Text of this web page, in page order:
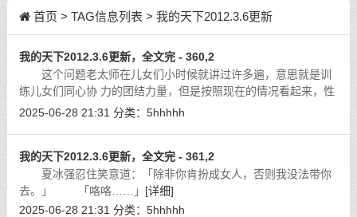
首页 > TAG信息列表 > 我的天下2012.3.6更新
我的天下2012.3.6更新，全文完 - 360,2
这个问题老太师在儿女们小时候就讲过许多遍，意思就是训
练儿女们同心协 力的团结力量，但是按照现在的情况看起来，性
格阴冷的小儿子已经懂得这个道 理，而有着和高朗互补的高清洪
2025-06-28 21:31 分类： 5hhhhh
我的天下2012.3.6更新，全文完 - 361,2
夏冰强忍住笑意道：「除非你肯扮成女人，否则我没法带你
去。」 「咯咯……」 [详细]
2025-06-28 21:31 分类： 5hhhhh